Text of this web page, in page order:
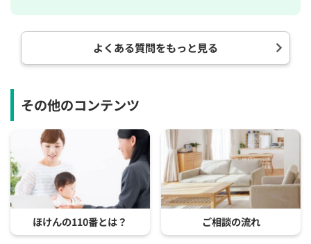
よくある質問をもっと見る
その他のコンテンツ
ほけんの110番とは？ ご相談の流れ